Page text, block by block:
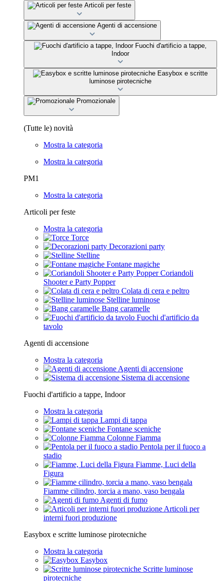
Articoli per feste
Agenti di accensione
Fuochi d'artificio a tappe,
Indoor
Easybox e scritte
luminose pirotecniche
Promozionale
(Tutte le) novità
Mostra la categoria
Mostra la categoria
PM1
Mostra la categoria
Articoli per feste
Mostra la categoria
Torce
Decorazioni party
Stelline
Fontane magiche
Coriandoli
Shooter e Party Popper
Colata di cera e peltro
Stelline luminose
Bang caramelle
Fuochi d'artificio da
tavolo
Agenti di accensione
Mostra la categoria
Agenti di accensione
Sistema di accensione
Fuochi d'artificio a tappe, Indoor
Mostra la categoria
Lampi di tappa
Fontane sceniche
Colonne Fiamma
Pentola per il fuoco a
stadio
Fiamme, Luci della
Figura
Fiamme cilindro, torcia a mano, vaso bengala
Agenti di fumo
Articoli per
interni fuori produzione
Easybox e scritte luminose pirotecniche
Mostra la categoria
Easybox
Scritte luminose
pirotecniche